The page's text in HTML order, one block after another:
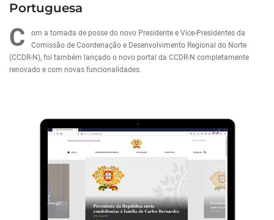
Portuguesa
C
om a tomada de posse do novo Presidente e Vice-Presidentes da
Comissão de Coordenação e Desenvolvimento Regional do Norte
(CCDR-N), foi também lançado o novo portal da CCDR-N completamente
renovado e com novas funcionalidades.